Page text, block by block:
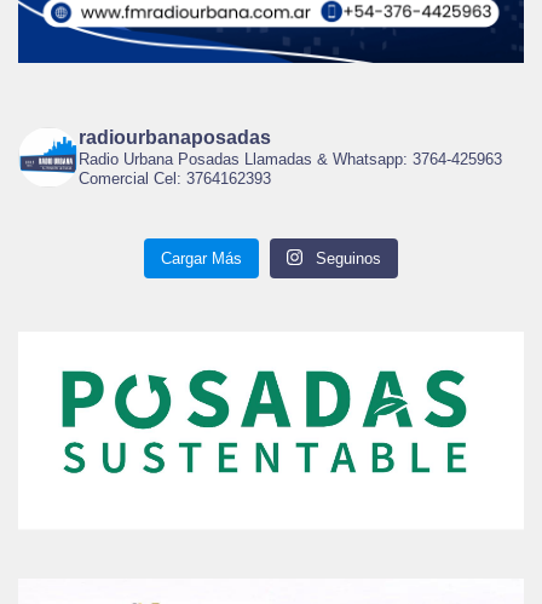
radiourbanaposadas
Radio Urbana Posadas Llamadas & Whatsapp: 3764-425963
Comercial Cel: 3764162393
Cargar Más Seguinos